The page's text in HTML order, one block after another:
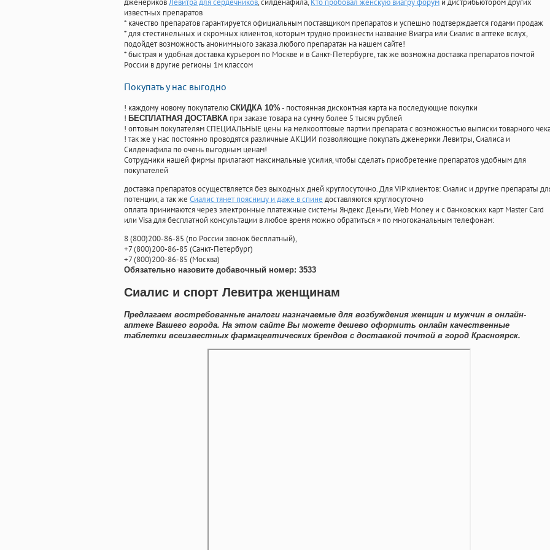
дженериковЛевитра для сердечников, силденафила, Кто пробовал женскую виагру форум и дистрибьютором других
известных препаратов
* качество препаратов гарантируется официальным поставщиком препаратов и успешно подтверждается годами продаж
* для стестинельных и скромных клиентов, которым трудно произнести название Виагра или Сиалис в аптеке вслух,
подойдет возможность анонимныого заказа любого препаратан на нашем сайте!
* быстрая и удобная доставка курьером по Москве и в Санкт-Петербурге, так же возможна доставка препаратов почтой
России в другие регионы 1м классом
Покупать у нас выгодно
! каждому новому покупателю СКИДКА 10%- постоянная дисконтная карта на последующие покупки
! БЕСПЛАТНАЯ ДОСТАВКА при заказе товара на сумму более 5 тысяч рублей
! оптовым покупателям СПЕЦИАЛЬНЫЕ цены на мелкооптовые партии препарата с возможностью выписки товарного
! так же у нас постоянно проводятся различные АКЦИИ позволяющие покупать дженерики Левитры, Сиалиса и
Силденафила по очень выгодным ценам!
Cотрудники нашей фирмы прилагают максимальные усилия, чтобы сделать приобретение препаратов удобным для
покупателей
доставка препаратов осуществляется без выходных дней круглосуточно. Для VIP клиентов: Сиалис и другие препараты
потенции, а так же Сиалис тянет поясницу и даже в спине доставляются круглосуточно
оплата принимаются через электронные платежные системы Яндекс Деньги, Web Money и с банковских карт Master Card
или Visa для бесплатной консультации в любое время можно обратиться» по многоканальным телефонам:
8(800)200-86-85 (по России звонок бесплатный),
+7(800)200-86-85 (Санкт-Петербург)
+7(800)200-86-85 (Москва)
Обязательно назовите добавочный номер: 3533
Сиалис и спорт Левитра женщинам
Предлагаем востребованные аналоги назначаемые для возбуждения женщин и мужчин в онлайн-
аптеке Вашего города. На этом сайте Вы можете дешево оформить онлайн качественные
таблетки всеизвестных фармацевтических брендов с доставкой почтой в город Красноярск.